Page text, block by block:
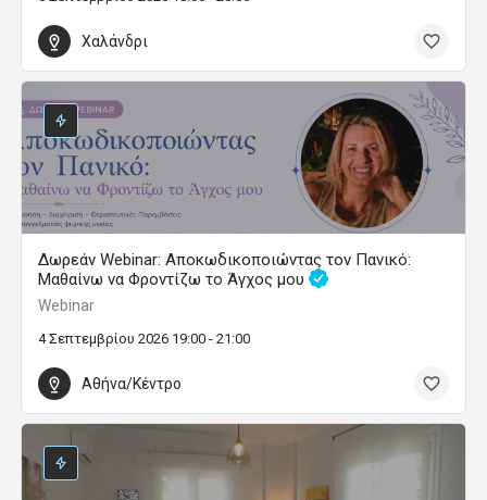
Χαλάνδρι
Δωρεάν Webinar: Αποκωδικοποιώντας τον Πανικό:
Μαθαίνω να Φροντίζω το Άγχος μου
Webinar
4 Σεπτεμβρίου 2026 19:00 - 21:00
Αθήνα/Κέντρο